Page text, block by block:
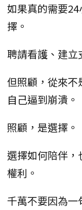
如果真的需要
擇。
聘請看護、建立
但照顧，從來
自己逼到崩潰。
照顧，是選擇。
選擇如何陪伴
權利。
千萬不要因為